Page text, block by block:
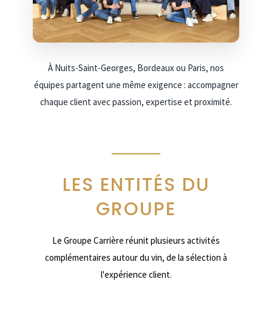
À Nuits-Saint-Georges, Bordeaux ou Paris, nos
équipes partagent une même exigence : accompagner
chaque client avec passion, expertise et proximité.
LES ENTITÉS DU
GROUPE
Le Groupe Carrière réunit plusieurs activités
complémentaires autour du vin, de la sélection à
l'expérience client.